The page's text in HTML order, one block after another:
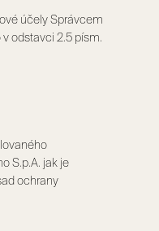
účely Správcem
odstavci 2.5 písm.
S.p.A. jak je
ochrany